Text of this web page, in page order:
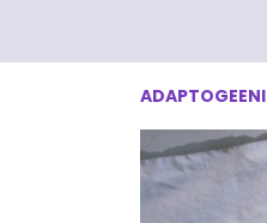
ADAPTOGEENI